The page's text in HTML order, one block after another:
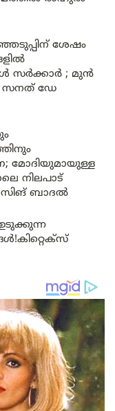
ശേഷം
സർക്കാർ ; മുൻ
ഡേ
മോദിയുമായുള്ള
നിലപാട്
സിങ് ബാദൽ